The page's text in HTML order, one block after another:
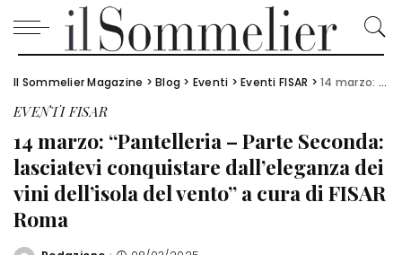
Il Sommelier Magazine >Blog > Eventi >Eventi FISAR >14 marzo: “Pantelleria – Parte Seconda: lasciatevi conquistare dall’eleganza dei vini dell’isola del vento” a cura di FISAR Roma
EVENTI FISAR
14 marzo: “Pantelleria – Parte Seconda:
lasciatevi conquistare dall’eleganza dei
vini dell’isola del vento” a cura di FISAR
Roma